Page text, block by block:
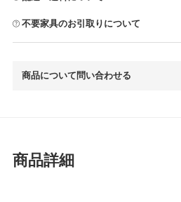
不要家具のお引取りについて
商品について問い合わせる
商品詳細